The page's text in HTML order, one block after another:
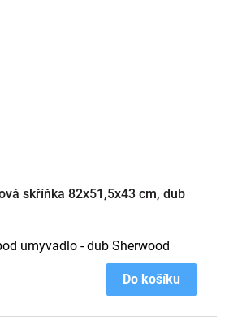
skříňka 82x51,5x43 cm, dub
Do košíku
umyvadlo - dub Sherwood